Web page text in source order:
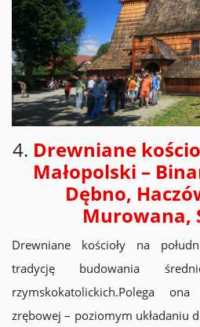
4. Drewniane
Małopolski –
Dębno,
Murowana,
Drewniane kościoły na
tradycję budowania
rzymskokatolickich.Polega
zrębowej – poziomym układaniu